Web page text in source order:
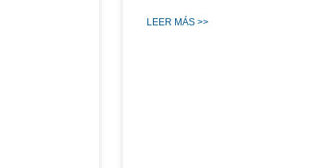
LEER MÁS >>